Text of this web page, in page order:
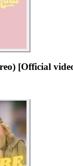
[Official